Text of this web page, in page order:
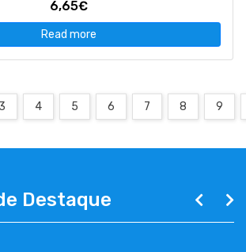
6,65€
Read more
3 4 5 6 7 8 9
Destaque